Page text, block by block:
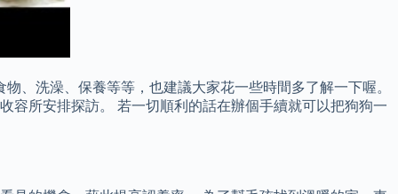
、洗澡、保養等等，也建議大家花一些時間多了解一下喔。
容所安排探訪。 若一切順利的話在辦個手續就可以把狗狗一